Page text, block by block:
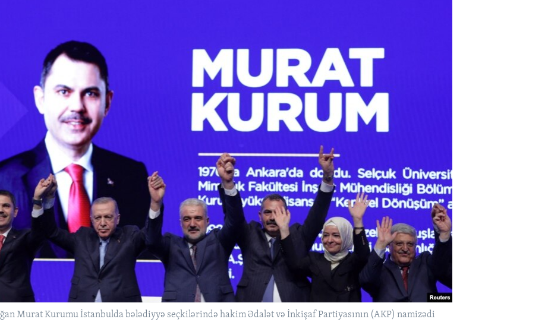
Murat Kurumu İstanbulda bələdiyyə seçkilərində hakim Ədalət və İnkişaf Partiyasının (AKP) namizədi